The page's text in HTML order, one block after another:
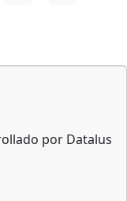
por Datalus